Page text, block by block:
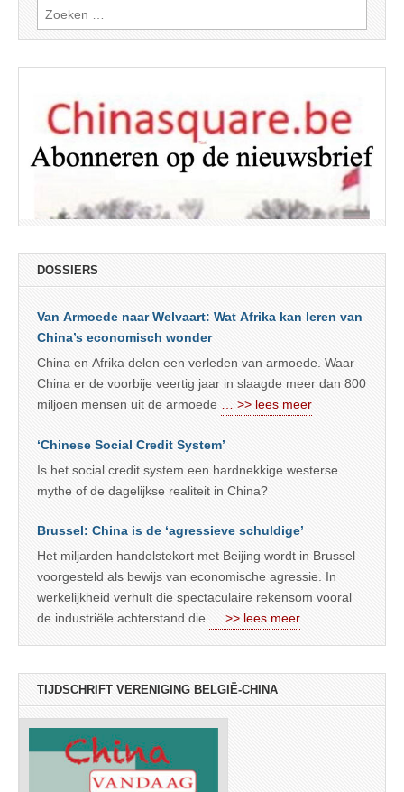
Zoeken
naar:
DOSSIERS
Van Armoede naar Welvaart: Wat Afrika kan leren van
China’s economisch wonder
China en Afrika delen een verleden van armoede. Waar
China er de voorbije veertig jaar in slaagde meer dan 800
miljoen mensen uit de armoede
… >> lees meer
‘Chinese Social Credit System’
Is het social credit system een hardnekkige westerse
mythe of de dagelijkse realiteit in China?
Brussel: China is de ‘agressieve schuldige’
Het miljarden handelstekort met Beijing wordt in Brussel
voorgesteld als bewijs van economische agressie. In
werkelijkheid verhult die spectaculaire rekensom vooral
de industriële achterstand die
… >> lees meer
TIJDSCHRIFT VERENIGING BELGIË-CHINA